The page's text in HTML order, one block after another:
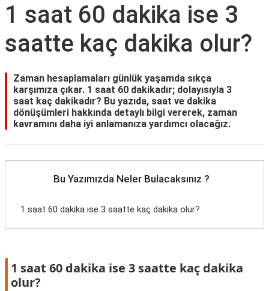
1 saat 60 dakika ise 3
saatte kaç dakika olur?
Zaman hesaplamaları günlük yaşamda sıkça
karşımıza çıkar. 1 saat 60 dakikadır; dolayısıyla 3
saat kaç dakikadır? Bu yazıda, saat ve dakika
dönüşümleri hakkında detaylı bilgi vererek, zaman
kavramını daha iyi anlamanıza yardımcı olacağız.
Bu Yazımızda Neler Bulacaksınız ?
1 saat 60 dakika ise 3 saatte kaç dakika olur?
1 saat 60 dakika ise 3 saatte kaç dakika
olur?